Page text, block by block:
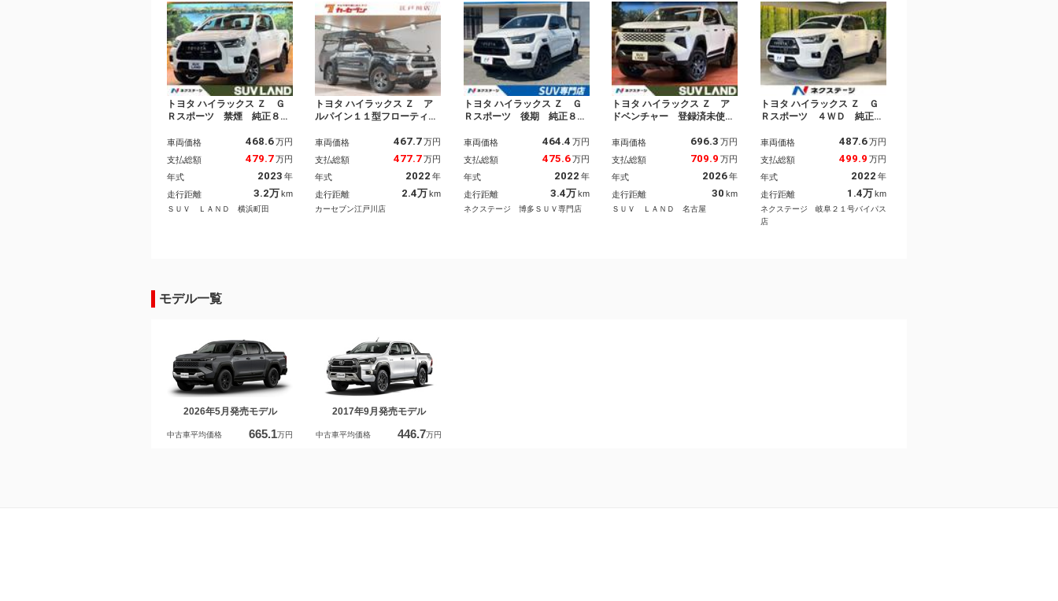
トヨタ ハイラックス Ｚ Ｇ
Ｒスポーツ 禁煙 純正８型
ークルーズ クリアランスソ
ナー デフロック ハーフレ
ザーシート ＬＥＤヘッド
純正１８インチアルミ ダウ
ンヒルアシスト ＥＴＣ ア
イドリングストップ
車両価格 468.6万円
支払総額 479.7万円
年式 2023 年
走行距離 3.2万km
ＳＵＶ ＬＡＮＤ 横浜町田
トヨタ ハイラックス Ｚ ア
ルパイン１１型フローティン
パインドラレコ付きデジタル
インナーミラー ｉＫａＭＰ
ＥＲルーフテント ＹＡＫＩ
ＭＡベッドラック ＴＲＤド
アバイザー 純１７ＡＷ Ｌ
ＥＤ トノカバー
車両価格 467.7 万円
支払総額 477.7 万円
年式 2022 年
走行距離 2.4万 km
カーセブン江戸川店
トヨタ ハイラックス Ｚ Ｇ
Ｒスポーツ 後期 純正８イ
Ｒ専用レッドキャリパー ト
ノカバー ハーフレザーシー
ト ＥＴＣ 衝突軽減 レー
ダークルーズ パワーシー
ト ４ＷＤ スマートキー
純正１８インチアルミホイー
車両価格 464.4 万円
支払総額 475.6万円
年式 2022 年
走行距離 3.4万km
ネクステージ 博多ＳＵＶ専門店
トヨタ ハイラックス Ｚ ア
ドベンチャー 登録済未使用
カメラ 衝突被害軽減システ
ム デフロック レーダーク
ルーズコントロール パワー
シート コーナーセンサー
スマートキー ＬＥＤヘッ
ド ビルトインＥＴＣ
車両価格 696.3 万円
支払総額 709.9 万円
年式 2026年
走行距離 30 km
ＳＵＶ ＬＡＮＤ 名古屋
トヨタ ハイラックス Ｚ Ｇ
Ｒスポーツ ４ＷＤ 純正ナ
周囲カメラ 衝突被害軽減シ
ステム レーダークルーズ
禁煙車 パワーシート コー
ナーセンサー ＬＥＤヘッ
ド ＥＴＣ 純正１８インチ
アルミ オートハイビーム
車両価格 487.6万円
支払総額 499.9 万円
年式 2022 年
走行距離 1.4万km
ネクステージ 岐阜２１号バイパス
店
モデル一覧
2026年5月発売モデル
中古車平均価格 665.1万円
2017年9月発売モデル
中古車平均価格 446.7万円